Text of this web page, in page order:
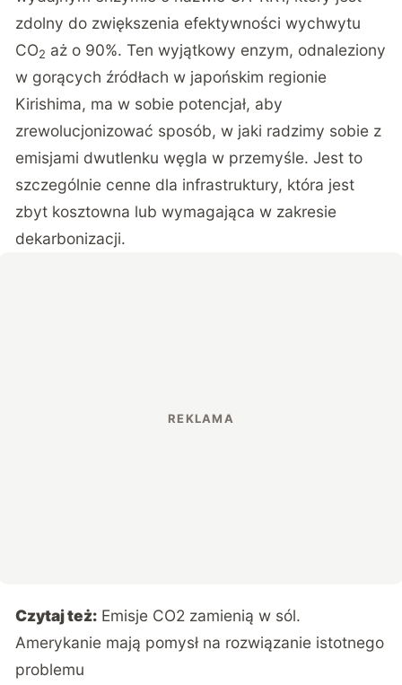
zdolny do zwiększenia efektywności wychwytu
CO2 aż o 90%. Ten wyjątkowy enzym, odnaleziony
w gorących źródłach w japońskim regionie
Kirishima, ma w sobie potencjał, aby
zrewolucjonizować sposób, w jaki radzimy sobie z
emisjami dwutlenku węgla w przemyśle. Jest to
szczególnie cenne dla infrastruktury, która jest
zbyt kosztowna lub wymagająca w zakresie
dekarbonizacji.
Czytaj też: Emisje CO2 zamienią w sól.
Amerykanie mają pomysł na rozwiązanie istotnego
problemu